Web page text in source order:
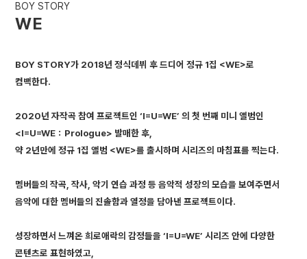
BOY STORY
WE
BOY STORY가 2018년 정식데뷔 후 드디어 정규 1집 <WE>로
컴백한다.
2020년 자작곡 참여 프로젝트인 ‘I=U=WE’ 의 첫 번째 미니 앨범인
<I=U=WE：Prologue> 발매한 후,
약 2년만에 정규 1집 앨범 <WE>를 출시하며 시리즈의 마침표를 찍는다.
멤버들의 작곡, 작사, 악기 연습 과정 등 음악적 성장의 모습을 보여주면서
음악에 대한 멤버들의 진솔함과 열정을 담아낸 프로젝트이다.
성장하면서 느껴온 희로애락의 감정들을 ‘I=U=WE’ 시리즈 안에 다양한
콘텐츠로 표현하였고,